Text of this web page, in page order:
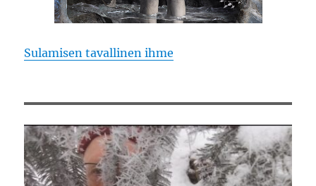
Sulamisen tavallinen ihme